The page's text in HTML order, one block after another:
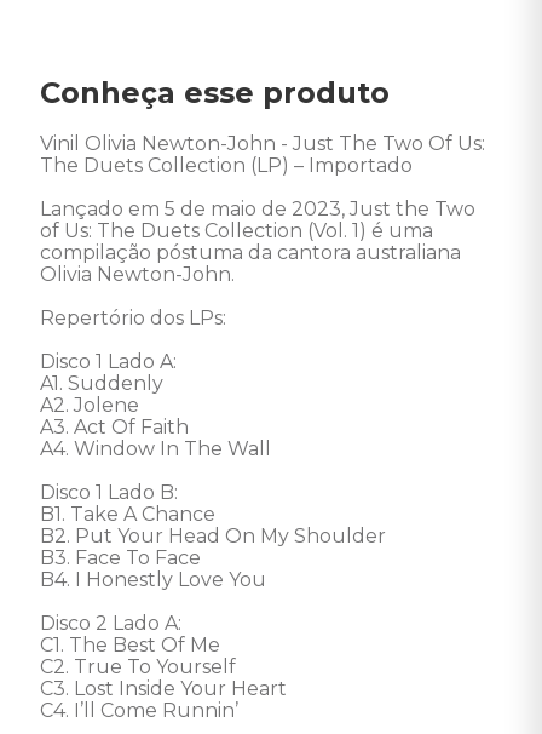
Conheça esse produto
Vinil Olivia Newton-John - Just The Two Of Us:
The Duets Collection (LP) – Importado
Lançado em 5 de maio de 2023, Just the Two
of Us: The Duets Collection (Vol. 1) é uma
compilação póstuma da cantora australiana
Olivia Newton-John.
Repertório dos LPs:
Disco 1 Lado A:
A1. Suddenly
A2. Jolene
A3. Act Of Faith
A4. Window In The Wall
Disco 1 Lado B:
B1. Take A Chance
B2. Put Your Head On My Shoulder
B3. Face To Face
B4. I Honestly Love You
Disco 2 Lado A:
C1. The Best Of Me
C2. True To Yourself
C3. Lost Inside Your Heart
C4. I’ll Come Runnin’